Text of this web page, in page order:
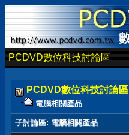
PCDVD數位科技討論區
PCDVD數位科技討論區
電腦相關產品
子討論區: 電腦相關產品